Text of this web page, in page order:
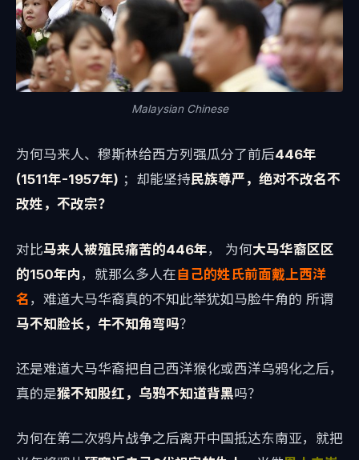
Malaysian Chinese
为何马来人、穆斯林给西方列强瓜分了前后446年
(1511年-1957年) ；却能坚持民族尊严，绝对不改名不
改姓，不改宗？
对比马来人被殖民痛苦的446年， 为何大马华裔区区
的150年内 ，就那么多人在自己的姓氏前面戴上西洋
名 ，难道大马华裔真的不知此举犹如马脸牛角的 所谓
马不知脸长，牛不知角弯吗？
还是难道大马华裔把自己西洋猴化或西洋乌鸦化之后，
真的是猴不知股红，乌鸦不知道背黑吗？
为何在第二次鸦片战争之后离开中国抵达东南亚，就把